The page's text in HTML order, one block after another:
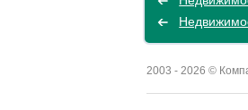
2003 - 2026 ©